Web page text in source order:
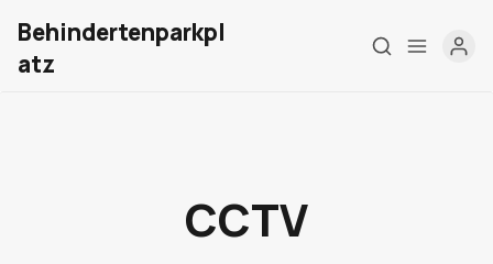
Über mich
Behindertenparkpl
atz
CCTV